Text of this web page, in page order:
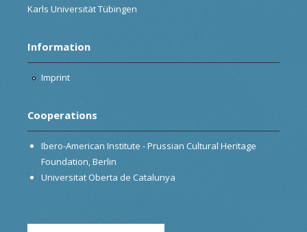
Karls Universität Tübingen
Information
Imprint
Cooperations
Ibero-American Institute - Prussian Cultural Heritage
Foundation, Berlin
Universitat Oberta de Catalunya